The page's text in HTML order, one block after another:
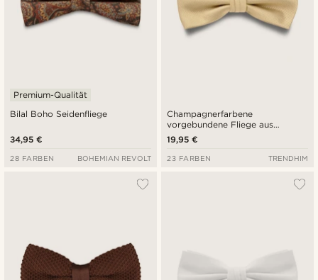
Bilal Boho Seidenfliege
Premium-Qualität
34,95 €
28 FARBEN BOHEMIAN REVOLT
Champagnerfarbene
vorgebundene Fliege aus
Grosgrain
19,95 €
23 FARBEN TRENDHIM